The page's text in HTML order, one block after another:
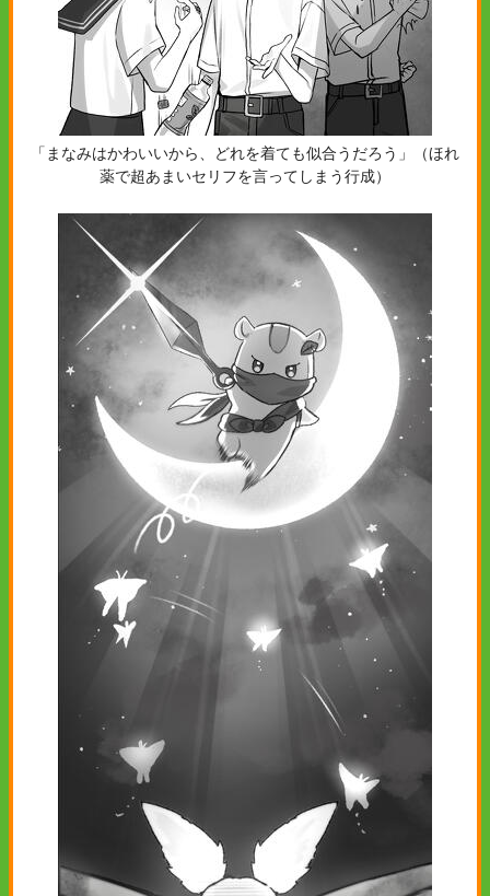
「まなみはかわいいから、どれを着ても似合うだろう」（ほれ
薬で超あまいセリフを言ってしまう行成）